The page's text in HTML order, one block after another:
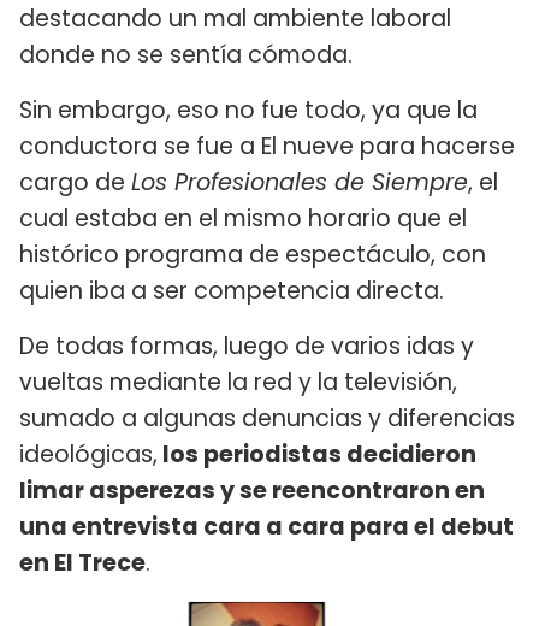
destacando un mal ambiente laboral
donde no se sentía cómoda.
Sin embargo, eso no fue todo, ya que la
conductora se fue a El nueve para hacerse
cargo de Los Profesionales de Siempre, el
cual estaba en el mismo horario que el
histórico programa de espectáculo, con
quien iba a ser competencia directa.
De todas formas, luego de varios idas y
vueltas mediante la red y la televisión,
sumado a algunas denuncias y diferencias
ideológicas, los periodistas decidieron
limar asperezas y se reencontraron en
una entrevista cara a cara para el debut
en El Trece.